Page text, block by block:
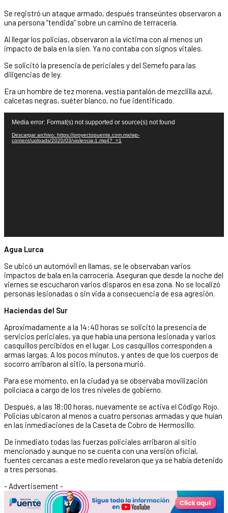
Se registró un ataque armado, después transeúntes observaron a
una persona “tendida” sobre un camino de terracería.
Al llegar los policías, observaron a la víctima con al menos un
impacto de bala en la sien. Ya no contaba con signos vitales.
Se solicitó la presencia de periciales y del Semefo para las
diligencias de ley.
Era un hombre de tez morena, vestía pantalón de mezclilla azul,
calcetas negras, suéter blanco, no fue identificado.
vídeo
Media error: Format(s) not supported or source(s) not found
Descargar archivo: https://proyectopuente.com.mx/wp-
content/uploads/2020/03/violencia-1.mp4?_=1
Agua Lurca
Se ubicó un automóvil en llamas, se le observaban varios
impactos de bala en la carrocería. Aseguran que desde la noche del
viernes se escucharon varios disparos en esa zona. No se localizó
personas lesionadas o sin vida a consecuencia de esa agresión.
Haciendas del Sur
Aproximadamente a la 14:40 horas se solicitó la presencia de
servicios periciales, ya que había una persona lesionada y varios
casquillos percibidos en el lugar. Los casquillos corresponden a
armas largas. A los pocos minutos, y antes de que los cuerpos de
socorro arribaron al sitio, la persona murió.
Para ese momento, en la ciudad ya se observaba movilización
policíaca a cargo de los tres niveles de gobierno.
Después, a las 18:00 horas, nuevamente se activa el Código Rojo.
Policías ubicaron al menos a cuatro personas armadas y que huían
en las inmediaciones de la Caseta de Cobro de Hermosillo.
De inmediato todas las fuerzas policiales arribaron al sitio
mencionado y aunque no se cuenta con una versión oficial,
fuentes cercanas a este medio revelaron que ya se había detenido
a tres personas.
- Advertisement -